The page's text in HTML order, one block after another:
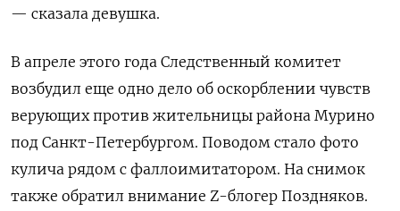
— сказала девушка.
В апреле этого года Следственный комитет
возбудил еще одно дело об оскорблении чувств
верующих против жительницы района Мурино
под Санкт-Петербургом. Поводом стало фото
кулича рядом с фаллоимитатором. На снимок
также обратил внимание Z-блогер Поздняков.